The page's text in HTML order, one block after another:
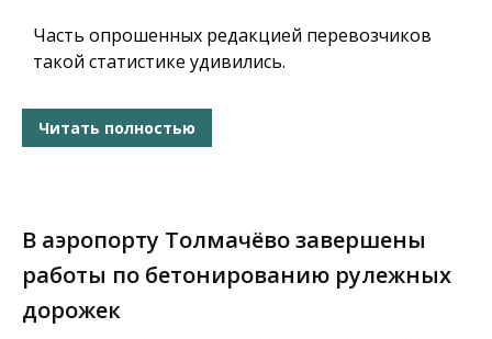
Часть опрошенных редакцией перевозчиков
такой статистике удивились.
Читать полностью
В аэропорту Толмачёво завершены
работы по бетонированию рулежных
дорожек